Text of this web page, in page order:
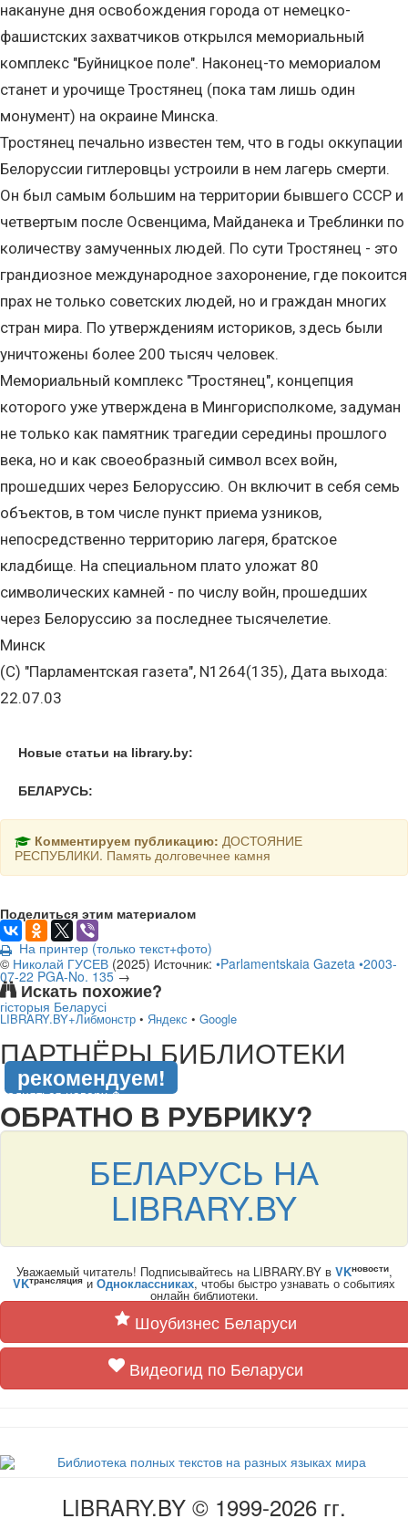
накануне дня освобождения города от немецко-
фашистских захватчиков открылся мемориальный
комплекс "Буйницкое поле". Наконец-то мемориалом
станет и урочище Тростянец (пока там лишь один
монумент) на окраине Минска.
Тростянец печально известен тем, что в годы оккупации
Белоруссии гитлеровцы устроили в нем лагерь смерти.
Он был самым большим на территории бывшего СССР и
четвертым после Освенцима, Майданека и Треблинки по
количеству замученных людей. По сути Тростянец - это
грандиозное международное захоронение, где покоится
прах не только советских людей, но и граждан многих
стран мира. По утверждениям историков, здесь были
уничтожены более 200 тысяч человек.
Мемориальный комплекс "Тростянец", концепция
которого уже утверждена в Мингорисполкоме, задуман
не только как памятник трагедии середины прошлого
века, но и как своеобразный символ всех войн,
прошедших через Белоруссию. Он включит в себя семь
объектов, в том числе пункт приема узников,
непосредственно территорию лагеря, братское
кладбище. На специальном плато уложат 80
символических камней - по числу войн, прошедших
через Белоруссию за последнее тысячелетие.
Минск
(C) "Парламентская газета", N1264(135), Дата выхода:
22.07.03
Новые статьи на library.by:
БЕЛАРУСЬ:
Комментируем публикацию: ДОСТОЯНИЕ
РЕСПУБЛИКИ. Память долговечнее камня
Поделиться этим материалом
На принтер (только текст+фото)
© Николай ГУСЕВ (2025) Источник: •Parlamentskaia Gazeta •2003-
07-22 PGA-No. 135→
Искать похожие?
гісторыя Беларусі
LIBRARY.BY+Либмонстр • Яндекс • Google
ПАРТНЁРЫ БИБЛИОТЕКИ
рекомендуем!
подняться наверх ↑
ОБРАТНО В РУБРИКУ?
БЕЛАРУСЬ НА
LIBRARY.BY
Уважаемый читатель! Подписывайтесь на LIBRARY.BY в VKновости,
VKтрансляция и Одноклассниках, чтобы быстро узнавать о событиях
онлайн библиотеки.
Шоубизнес Беларуси
Видеогид по Беларуси
LIBRARY.BY © 1999-2026 гг.